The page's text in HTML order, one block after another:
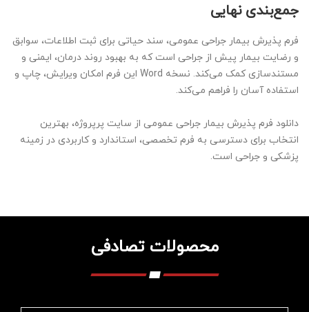
جمع‌بندی نهایی
فرم پذیرش بیمار جراحی عمومی، سند حیاتی برای ثبت اطلاعات، سوابق
و رضایت بیمار پیش از جراحی است که به بهبود روند درمان، ایمنی و
مستندسازی کمک می‌کند. نسخه Word این فرم امکان ویرایش، چاپ و
استفاده آسان را فراهم می‌کند.
دانلود فرم پذیرش بیمار جراحی عمومی از سایت پرپروژه، بهترین
انتخاب برای دسترسی به فرم تخصصی، استاندارد و کاربردی در زمینه
پزشکی و جراحی است.
محصولات تصادفی